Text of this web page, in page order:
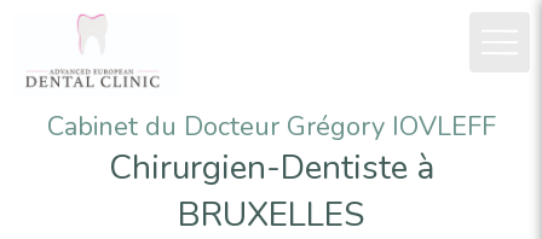
Cabinet du Docteur Grégory IOVLEFF
Chirurgien-Dentiste à
BRUXELLES